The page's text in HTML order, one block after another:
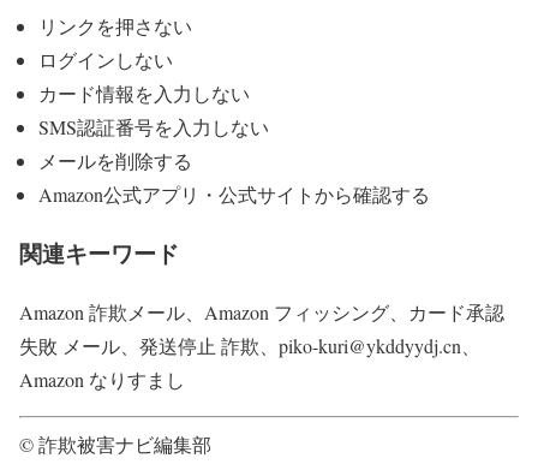
リンクを押さない
ログインしない
カード情報を入力しない
SMS認証番号を入力しない
メールを削除する
Amazon公式アプリ・公式サイトから確認する
関連キーワード
Amazon 詐欺メール、Amazon フィッシング、カード承認
失敗 メール、発送停止 詐欺、piko-kuri@ykddyydj.cn、
Amazon なりすまし
© 詐欺被害ナビ編集部